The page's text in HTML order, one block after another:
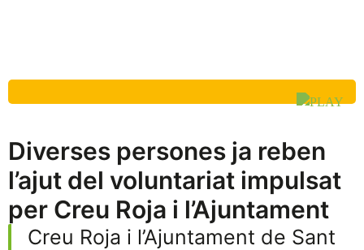
Diverses persones ja reben
l’ajut del voluntariat impulsat
per Creu Roja i l’Ajuntament
Creu Roja i l’Ajuntament de Sant